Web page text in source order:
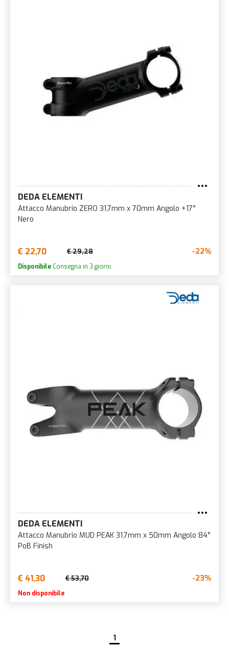
DEDA ELEMENTI
Attacco Manubrio ZERO 31,7mm x 70mm Angolo +17°
Nero
€ 22,70 € 29,28 -22%
Disponibile Consegna in 3 giorni.
DEDA ELEMENTI
Attacco Manubrio MUD PEAK 31,7mm x 50mm Angolo 84°
PoB Finish
€ 41,30 € 53,70 -23%
Non disponibile
1